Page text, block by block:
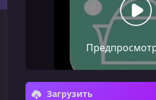
Загрузить